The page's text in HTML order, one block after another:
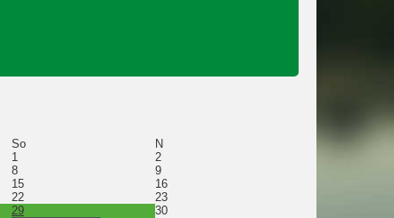
So
N
1
2
8
9
15
16
22
23
29 30